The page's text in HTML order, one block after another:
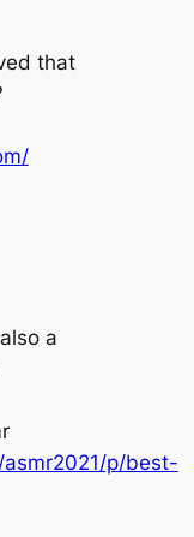
that
a
p/best-